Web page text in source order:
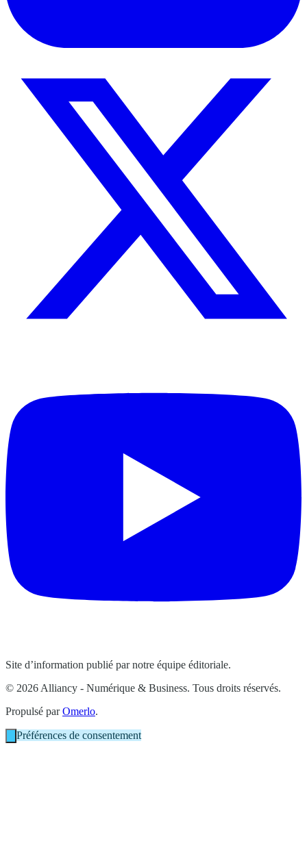
Site d’information publié par notre équipe éditoriale.
© 2026 Alliancy - Numérique & Business. Tous droits réservés.
Propulsé parOmerlo.
Préférences de consentement